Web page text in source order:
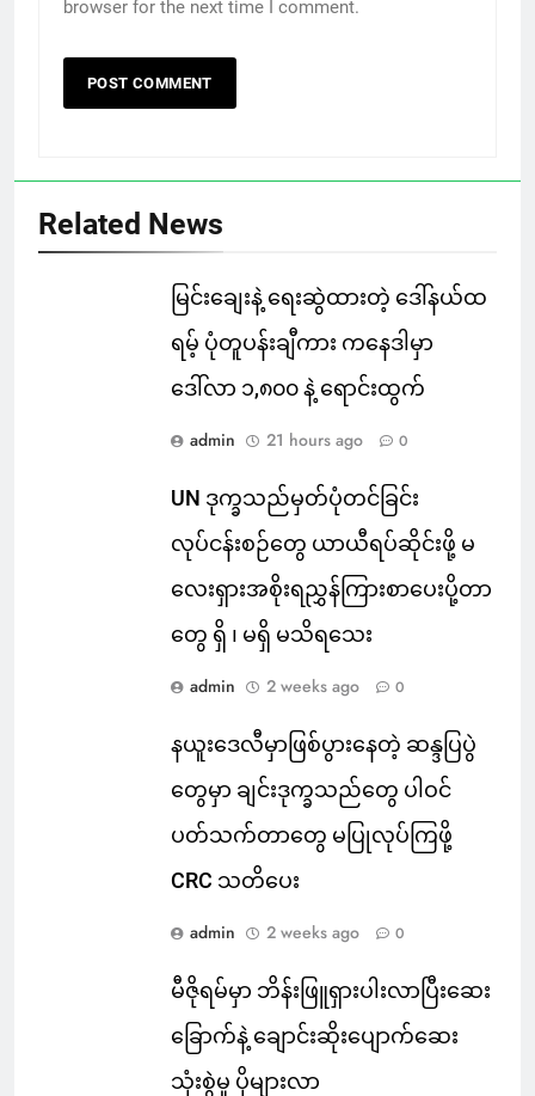
browser for the next time I comment.
Related News
မြင်းချေးနဲ့ ရေးဆွဲထားတဲ့ ဒေါ်နယ်ထ
ရမ့် ပုံတူပန်းချီကား ကနေဒါမှာ
ဒေါ်လာ ၁,၈၀၀ နဲ့ ရောင်းထွက်
admin 21 hours ago 0
UN ဒုက္ခသည်မှတ်ပုံတင်ခြင်း
လုပ်ငန်းစဉ်တွေ ယာယီရပ်ဆိုင်းဖို့ မ
လေးရှားအစိုးရညွှန်ကြားစာပေးပို့တာ
တွေ ရှိ ၊ မရှိ မသိရသေး
admin 2 weeks ago 0
နယူးဒေလီမှာဖြစ်ပွားနေတဲ့ ဆန္ဒပြပွဲ
တွေမှာ ချင်းဒုက္ခသည်တွေ ပါဝင်
ပတ်သက်တာတွေ မပြုလုပ်ကြဖို့
CRC သတိပေး
admin 2 weeks ago 0
မီဇိုရမ်မှာ ဘိန်းဖြူရှားပါးလာပြီးဆေး
ခြောက်နဲ့ ချောင်းဆိုးပျောက်ဆေး
သုံးစွဲမှု ပိုများလာ